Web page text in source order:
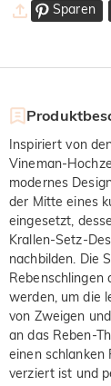
Sparen
Inspiriert von
Vineman-
modernes
der Mitte eines
eingesetzt,
Krallen-Setz-
nachbilden. Die
Rebenschlingen
werden, um die
von Zweigen
an das Reben-
einen schlanken
verziert ist und